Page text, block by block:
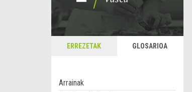
ERREZETAK GLOSARIOA
Arrainak